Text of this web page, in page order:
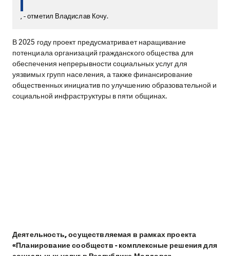
, - отметил Владислав Кочу.
В 2025 году проект предусматривает наращивание
потенциала организаций гражданского общества для
обеспечения непрерывности социальных услуг для
уязвимых групп населения, а также финансирование
общественных инициатив по улучшению образовательной и
социальной инфраструктуры в пяти общинах.
Деятельность, осуществляемая в рамках проекта
«Планирование сообществ - комплексные решения для